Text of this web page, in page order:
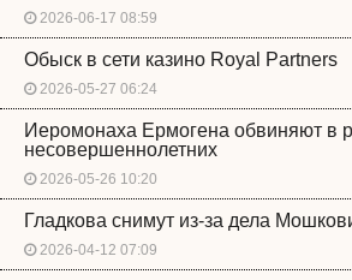
2026-06-17 08:59
Обыск в сети казино Royal Partners
2026-05-27 06:24
Иеромонаха Ермогена обвиняют в
несовершеннолетних
2026-05-26 10:20
Гладкова снимут из-за дела
2026-04-12 07:09